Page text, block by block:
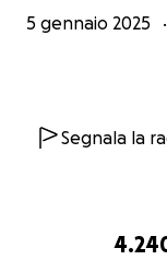
5 gennaio 2025
Segnala la